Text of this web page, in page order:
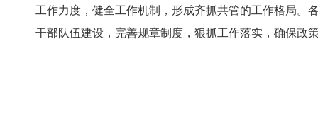
工作力度，健全工作机制，形成齐抓共管的工作格局。
干部队伍建设，完善规章制度，狠抓工作落实，确保政